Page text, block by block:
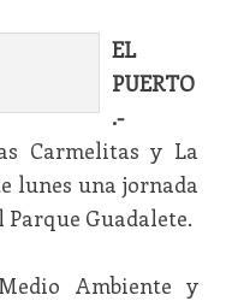
EL
PUERTO
.-
Carmelitas y La
lunes una jornada
Guadalete.
Ambiente y